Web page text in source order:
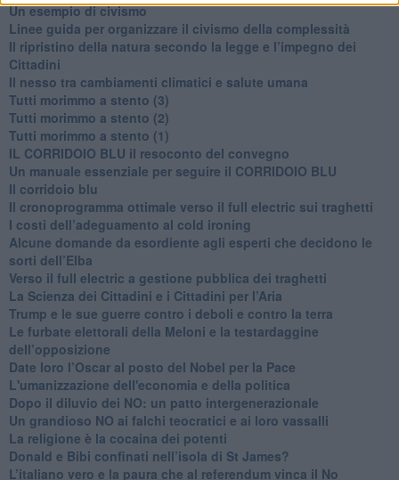
​Un esempio di civismo
​Linee guida per organizzare il civismo della complessità
​Il ripristino della natura secondo la legge e l’impegno dei
Cittadini
Il nesso tra cambiamenti climatici e salute umana
Tutti morimmo a stento (3)
Tutti morimmo a stento (2)
​Tutti morimmo a stento (1)
IL CORRIDOIO BLU il resoconto del convegno
Un manuale essenziale per seguire il CORRIDOIO BLU
Il corridoio blu
​Il cronoprogramma ottimale verso il full electric sui traghetti
​I costi dell’adeguamento al cold ironing
Alcune domande da esordiente agli esperti che decidono le
sorti dell’Elba
Verso il full electric a gestione pubblica dei traghetti​
​La Scienza dei Cittadini e i Cittadini per l’Aria
Trump e le sue guerre contro i deboli e contro la terra
​Le furbate elettorali della Meloni e la testardaggine
dell’opposizione
​Date loro l’Oscar al posto del Nobel per la Pace
L'umanizzazione dell'economia e della politica
​Dopo il diluvio dei NO: un patto intergenerazionale
​Un grandioso NO ai falchi teocratici e ai loro vassalli
La religione è la cocaina dei potenti
Donald e Bibi confinati nell’isola di St James?
L’italiano vero e la paura che al referendum vinca il No